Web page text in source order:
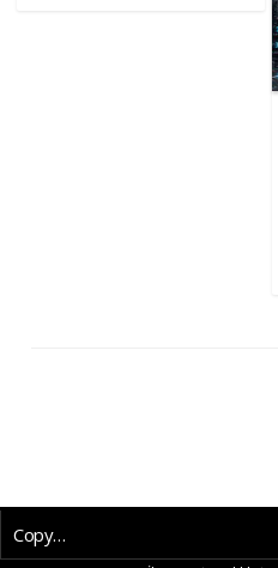
Copyright © 2026 CybermagOnline